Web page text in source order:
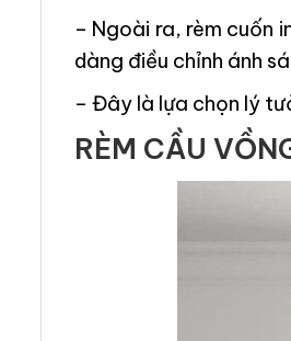
– Ngoài ra, rèm cuốn
dàng điều chỉnh ánh
– Đây là lựa chọn lý
RÈM CẦU